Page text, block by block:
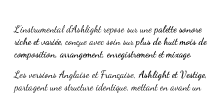
L’instrumental d'Ashlightrepose sur unepalette sonore
riche et variée, conçue avec soin surplus de huit mois de
composition, arrangement, enregistrement et mixage.
Les versions Anglaise et Française,Ashlight et Vestige,
partagent une structure identique, mettant en avant un